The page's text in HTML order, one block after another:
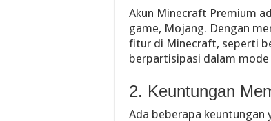
Akun Minecraft Premium
game, Mojang. Dengan
fitur di Minecraft, seperti
berpartisipasi dalam
2. Keuntungan
Ada beberapa keuntungan